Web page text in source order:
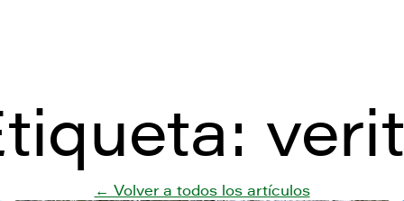
← Volver a todos los artículos